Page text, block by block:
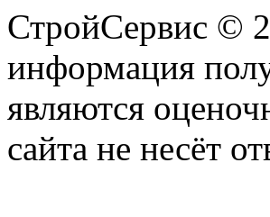
СтройСервис ©
информация
являются
сайта не несёт